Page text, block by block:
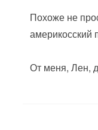
Похоже не
америкосский
От меня, Лен,